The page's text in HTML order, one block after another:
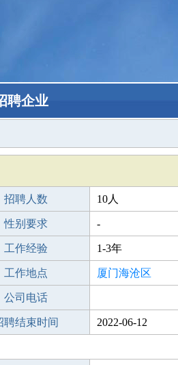
聘企业
招聘人数 10人
性别要求 -
工作经验 1-3年
工作地点 厦门海沧区
公司电话
聘结束时间 2022-06-12